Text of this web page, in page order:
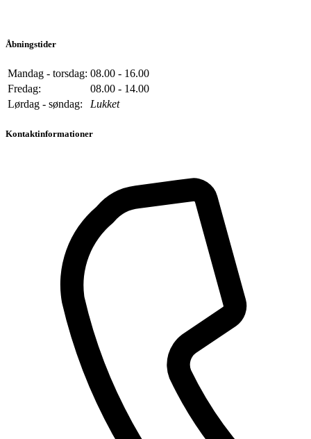
Åbningstider
Mandag - torsdag: 08.00 - 16.00
Fredag:
08.00 - 14.00
Lørdag - søndag:
Lukket
Kontaktinformationer